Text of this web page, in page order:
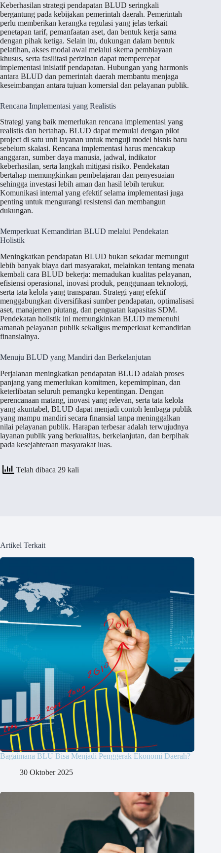
Keberhasilan strategi pendapatan BLUD seringkali
bergantung pada kebijakan pemerintah daerah. Pemerintah
perlu memberikan kerangka regulasi yang jelas terkait
penetapan tarif, pemanfaatan aset, dan bentuk kerja sama
dengan pihak ketiga. Selain itu, dukungan dalam bentuk
pelatihan, akses modal awal melalui skema pembiayaan
khusus, serta fasilitasi perizinan dapat mempercepat
implementasi inisiatif pendapatan. Hubungan yang harmonis
antara BLUD dan pemerintah daerah membantu menjaga
keseimbangan antara tujuan komersial dan pelayanan publik.
Rencana Implementasi yang Realistis
Strategi yang baik memerlukan rencana implementasi yang
realistis dan bertahap. BLUD dapat memulai dengan pilot
project di satu unit layanan untuk menguji model bisnis baru
sebelum skalasi. Rencana implementasi harus mencakup
anggaran, sumber daya manusia, jadwal, indikator
keberhasilan, serta langkah mitigasi risiko. Pendekatan
bertahap memungkinkan pembelajaran dan penyesuaian
sehingga investasi lebih aman dan hasil lebih terukur.
Komunikasi internal yang efektif selama implementasi juga
penting untuk mengurangi resistensi dan membangun
dukungan.
Memperkuat Kemandirian BLUD melalui Pendekatan
Holistik
Meningkatkan pendapatan BLUD bukan sekadar memungut
lebih banyak biaya dari masyarakat, melainkan tentang menata
kembali cara BLUD bekerja: memadukan kualitas pelayanan,
efisiensi operasional, inovasi produk, penggunaan teknologi,
serta tata kelola yang transparan. Strategi yang efektif
menggabungkan diversifikasi sumber pendapatan, optimalisasi
aset, manajemen piutang, dan penguatan kapasitas SDM.
Pendekatan holistik ini memungkinkan BLUD memenuhi
amanah pelayanan publik sekaligus memperkuat kemandirian
finansialnya.
Menuju BLUD yang Mandiri dan Berkelanjutan
Perjalanan meningkatkan pendapatan BLUD adalah proses
panjang yang memerlukan komitmen, kepemimpinan, dan
keterlibatan seluruh pemangku kepentingan. Dengan
perencanaan matang, inovasi yang relevan, serta tata kelola
yang akuntabel, BLUD dapat menjadi contoh lembaga publik
yang mampu mandiri secara finansial tanpa meninggalkan
nilai pelayanan publik. Harapan terbesar adalah terwujudnya
layanan publik yang berkualitas, berkelanjutan, dan berpihak
pada kesejahteraan masyarakat luas.
Telah dibaca 29 kali
Artikel Terkait
Bagaimana BLU Bisa Menjadi Penggerak Ekonomi Daerah?
30 Oktober 2025